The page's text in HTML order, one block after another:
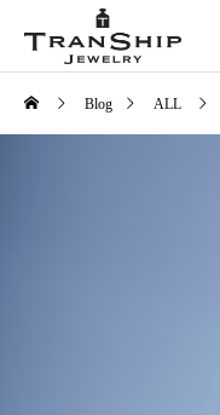
Blog ALL